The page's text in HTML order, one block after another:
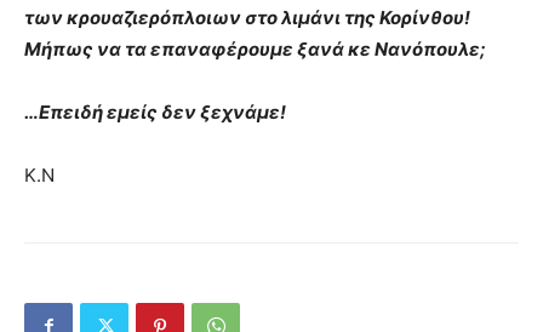
των κρουαζιερόπλοιων στο λιμάνι της Κορίνθου!
Μήπως να τα επαναφέρουμε ξανά κε Νανόπουλε;
…Επειδή εμείς δεν ξεχνάμε!
Κ.Ν